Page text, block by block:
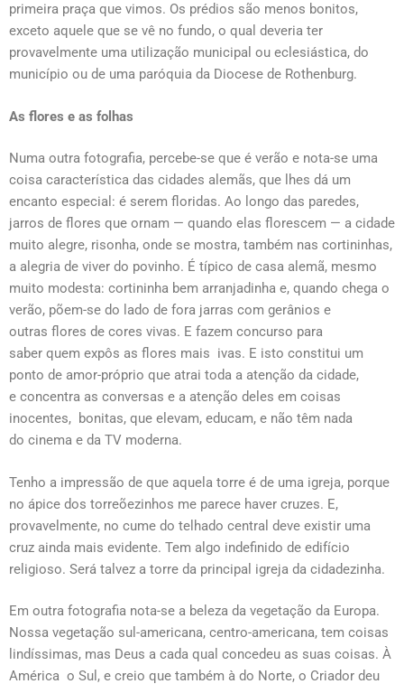
primeira praça que vimos. Os prédios são menos bonitos,
exceto aquele que se vê no fundo, o qual deveria ter
provavelmente uma utilização municipal ou eclesiástica, do
município ou de uma paróquia da Diocese de Rothenburg.
As flores e as folhas
Numa outra fotografia, percebe-se que é verão e nota-se uma
coisa característica das cidades alemãs, que lhes dá um
encanto especial: é serem floridas. Ao longo das paredes,
jarros de flores que ornam — quando elas florescem — a cidade
muito alegre, risonha, onde se mostra, também nas cortininhas,
a alegria de viver do povinho. É típico de casa alemã, mesmo
muito modesta: cortininha bem arranjadinha e, quando chega o
verão, põem-se do lado de fora jarras com gerânios e
outras flores de cores vivas. E fazem concurso para
saber quem expôs as flores mais ivas. E isto constitui um
ponto de amor-próprio que atrai toda a atenção da cidade,
e concentra as conversas e a atenção deles em coisas
inocentes, bonitas, que elevam, educam, e não têm nada
do cinema e da TV moderna.
Tenho a impressão de que aquela torre é de uma igreja, porque
no ápice dos torreõezinhos me parece haver cruzes. E,
provavelmente, no cume do telhado central deve existir uma
cruz ainda mais evidente. Tem algo indefinido de edifício
religioso. Será talvez a torre da principal igreja da cidadezinha.
Em outra fotografia nota-se a beleza da vegetação da Europa.
Nossa vegetação sul-americana, centro-americana, tem coisas
lindíssimas, mas Deus a cada qual concedeu as suas coisas. À
América o Sul, e creio que também à do Norte, o Criador deu